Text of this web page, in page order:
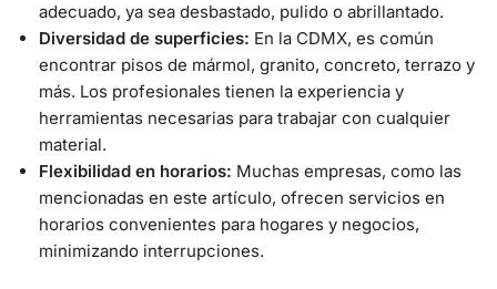
adecuado, ya sea desbastado, pulido o abrillantado.
Diversidad de superficies: En la CDMX, es común
encontrar pisos de mármol, granito, concreto, terrazo y
más. Los profesionales tienen la experiencia y
herramientas necesarias para trabajar con cualquier
material.
Flexibilidad en horarios: Muchas empresas, como las
mencionadas en este artículo, ofrecen servicios en
horarios convenientes para hogares y negocios,
minimizando interrupciones.